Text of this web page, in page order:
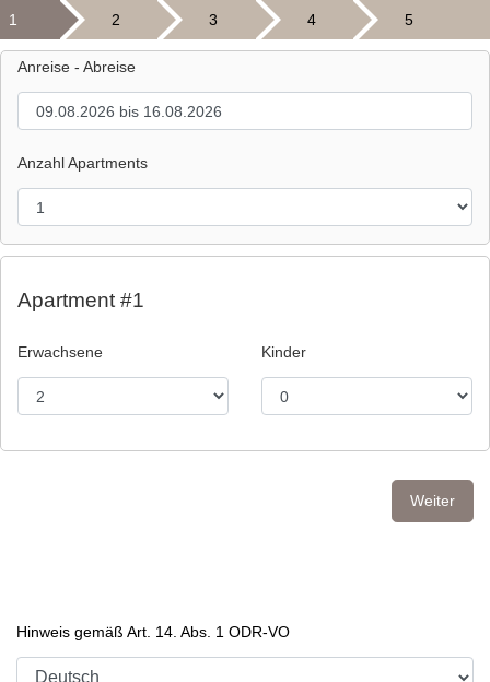
1 2 3 4 5
Anreise - Abreise
Anzahl Apartments
Apartment #1
Erwachsene Kinder
Weiter
Hinweis gemäß Art. 14. Abs. 1 ODR-VO